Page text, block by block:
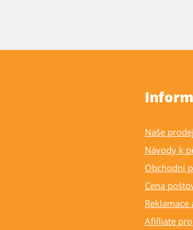
Naše
Návody k
Obchodní
Cena
Reklamace
Afilliate